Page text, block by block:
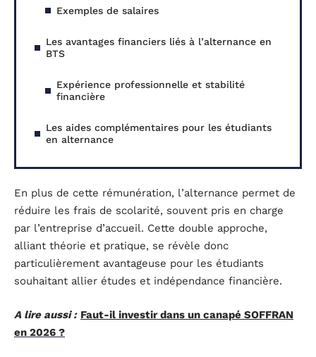
Exemples de salaires
Les avantages financiers liés à l’alternance en
BTS
Expérience professionnelle et stabilité
financière
Les aides complémentaires pour les étudiants
en alternance
En plus de cette rémunération, l’alternance permet de
réduire les frais de scolarité, souvent pris en charge
par l’entreprise d’accueil. Cette double approche,
alliant théorie et pratique, se révèle donc
particulièrement avantageuse pour les étudiants
souhaitant allier études et indépendance financière.
A lire aussi : Faut-il investir dans un canapé SOFFRAN
en 2026 ?